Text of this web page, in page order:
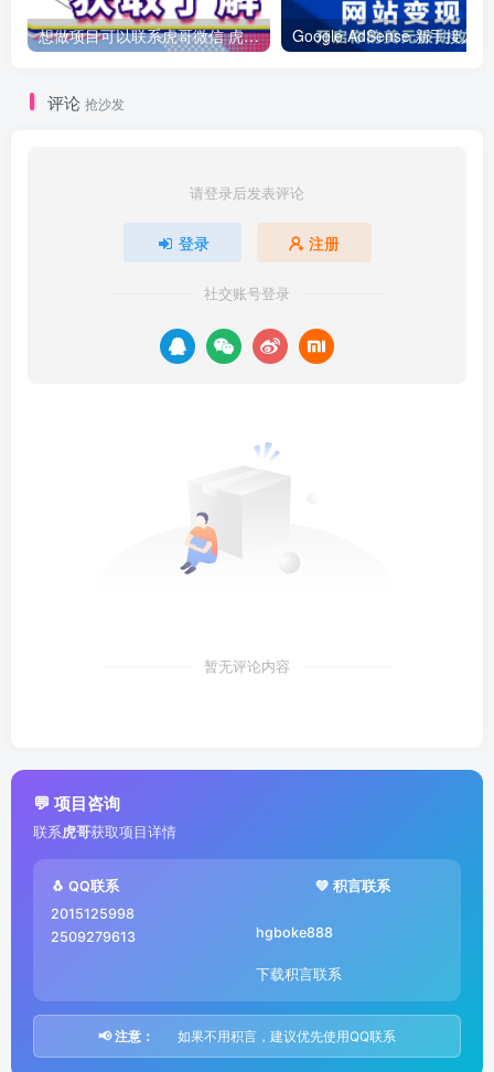
想做项目可以联系虎哥微信 虎哥一对一解答并且远程视频教学
评论 抢沙发
请登录后发表评论
登录 注册
社交账号登录
暂无评论内容
💬 项目咨询
联系 虎哥获取项目详情
🐧 QQ联系
2015125998
2509279613
💚 积言联系
hgboke888
下载积言联系
📢 注意： 如果不用积言，建议优先使用QQ联系